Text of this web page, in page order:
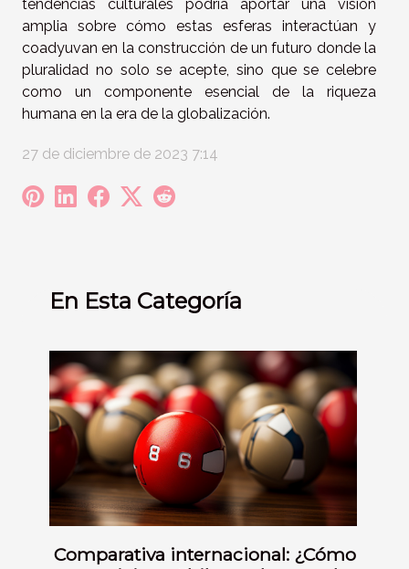
tendencias culturales podría aportar una visión
amplia sobre cómo estas esferas interactúan y
coadyuvan en la construcción de un futuro donde la
pluralidad no solo se acepte, sino que se celebre
como un componente esencial de la riqueza
humana en la era de la globalización.
27 de diciembre de 2023 7:14
En Esta Categoría
Comparativa internacional: ¿Cómo